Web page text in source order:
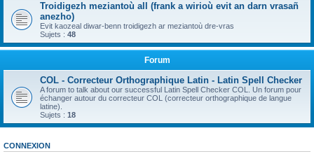
Troidigezh meziantoù all (frank a wirioù evit an darn vrasañ
anezho)
Evit kaozeal diwar-benn troidigezh ar meziantoù dre-vras
Sujets : 48
Forum
COL - Correcteur Orthographique Latin - Latin Spell Checker
A forum to talk about our successful Latin Spell Checker COL. Un forum pour
échanger autour du correcteur COL (correcteur orthographique de langue
latine).
Sujets : 18
CONNEXION